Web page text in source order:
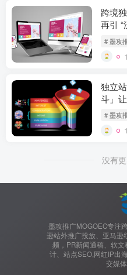
跨境
再引 “
# 墨攻
独立
斗」
# 墨攻
没有
墨攻推广MOGOEC专注
逊站外推广投放、亚马逊
频，PR新闻通稿、软
计、站点SEO,网红IP出
交媒